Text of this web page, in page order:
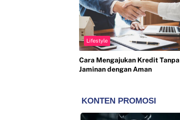
Lifestyle
Cara Mengajukan Kredit Tanpa
Jaminan dengan Aman